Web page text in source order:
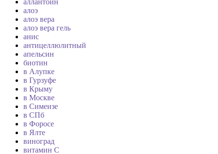
алоэ
алоэ вера
алоэ вера гель
анис
антицеллюлитный
апельсин
биотин
в Алупке
в Гурзуфе
в Крыму
в Москве
в Симеизе
в СПб
в Форосе
в Ялте
виноград
витамин C